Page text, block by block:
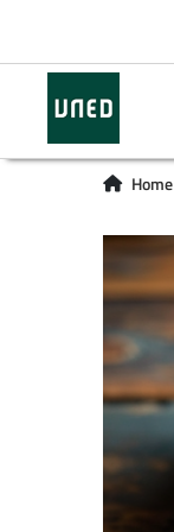
Home